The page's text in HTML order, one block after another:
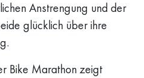
Anstrengung und der
glücklich über ihre
Bike Marathon zeigt